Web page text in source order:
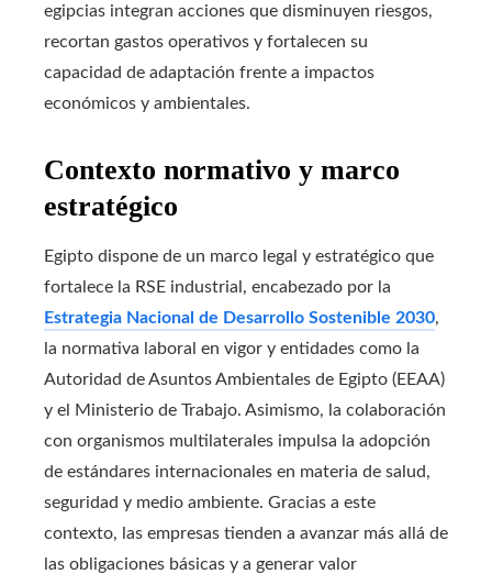
egipcias integran acciones que disminuyen riesgos,
recortan gastos operativos y fortalecen su
capacidad de adaptación frente a impactos
económicos y ambientales.
Contexto normativo y marco
estratégico
Egipto dispone de un marco legal y estratégico que
fortalece la RSE industrial, encabezado por la
Estrategia Nacional de Desarrollo Sostenible 2030,
la normativa laboral en vigor y entidades como la
Autoridad de Asuntos Ambientales de Egipto (EEAA)
y el Ministerio de Trabajo. Asimismo, la colaboración
con organismos multilaterales impulsa la adopción
de estándares internacionales en materia de salud,
seguridad y medio ambiente. Gracias a este
contexto, las empresas tienden a avanzar más allá de
las obligaciones básicas y a generar valor